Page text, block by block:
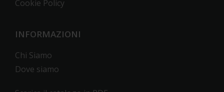
Cookie Policy
INFORMAZIONI
Chi Siamo
Dove siamo